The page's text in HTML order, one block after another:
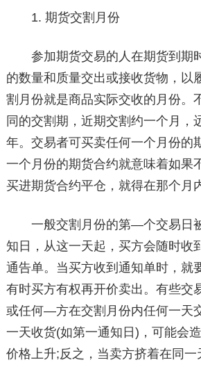
1. 期货交割月份
参加期货交易的人在期货到期
的数量和质量交出或接收货物，以
割月份就是商品实际交收的月份。
同的交割期，近期交割约一个月，
年。交易者可买卖任何一个月份的
一个月份的期货合约就意味着如果
买进期货合约平仓，就得在那个月
一般交割月份的第—个交易日
知日，从这一天起，买方会随时收
通告单。当买方收到通知单时，就
有时买方有权再开价卖出。有些交
或任何—方在交割月份内任何一天
一天收货(如第一通知日)，可能会
价格上升;反之，当卖方挤着在同